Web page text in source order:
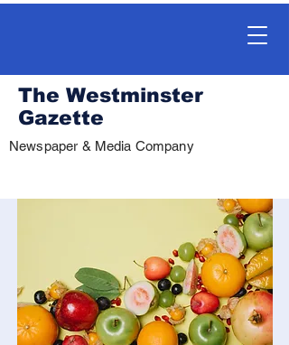
The Westminster
Gazette
Newspaper & Media Company